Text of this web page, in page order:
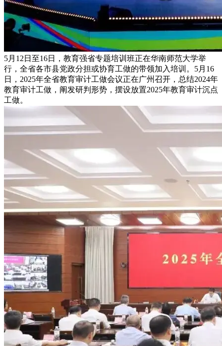
5月12日至16日，教育强省专题培训班正在华南师范大学举
行，全省各市县党政分担或协育工做的带领加入培训。5月16
日，2025年全省教育审计工做会议正在广州召开，总结2024年
教育审计工做，阐发研判形势，摆设放置2025年教育审计沉点
工做。